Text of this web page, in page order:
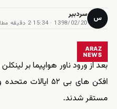
س سردبیر
1398/02/20 · 15:34
·2 دقیقه مطالعه
ARAZ
NEWS
بعد از ورود ناور هواپیما بر
افکن های بی ۵۲
مستقر شدند.